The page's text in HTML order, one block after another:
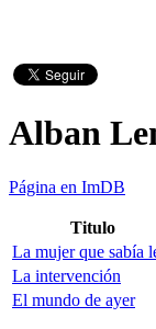
Alban
Página en ImDB
Titulo
La mujer que sabía
La intervención
El mundo de ayer